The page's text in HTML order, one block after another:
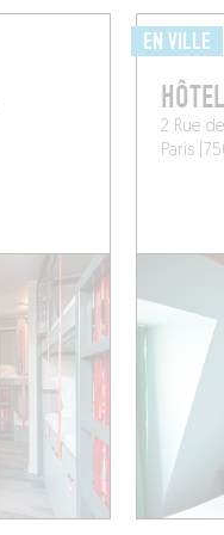
EN VILLE
2 Rue
Paris